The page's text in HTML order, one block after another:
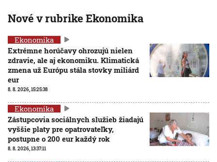
Nové v rubrike Ekonomika
Ekonomika
Extrémne horúčavy ohrozujú nielen
zdravie, ale aj ekonomiku. Klimatická
zmena už Európu stála stovky miliárd
eur
8. 8. 2026, 15:25:38
Ekonomika
Zástupcovia sociálnych služieb žiadajú
vyššie platy pre opatrovateľky,
postupne o 200 eur každý rok
8. 8. 2026, 13:37:11